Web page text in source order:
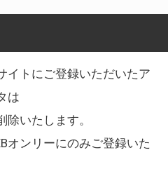
イトにご登録いただいたア
は
いたします。
オンリーにのみご登録いた